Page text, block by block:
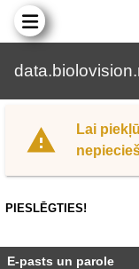
Lai
PIESLĒGTIES!
E-pasts un parole